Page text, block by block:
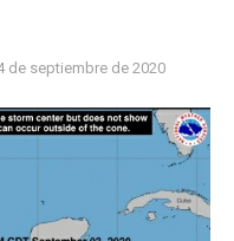
de septiembre de 2020